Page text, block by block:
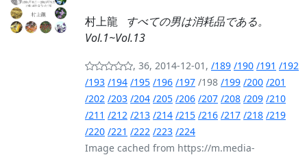
村上龍 すべての男は消耗品である。
Vol.1~Vol.13
, 36, 2014-12-01, /189 /190 /191 /192
/193 /194 /195 /196 /197 /198 /199 /200 /201
/202 /203 /204 /205 /206 /207 /208 /209 /210
/211 /212 /213 /214 /215 /216 /217 /218 /219
/220 /221 /222 /223 /224
Image cached from https://m.media-